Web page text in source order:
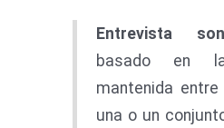
Entrevista
basado en la
mantenida
una o un